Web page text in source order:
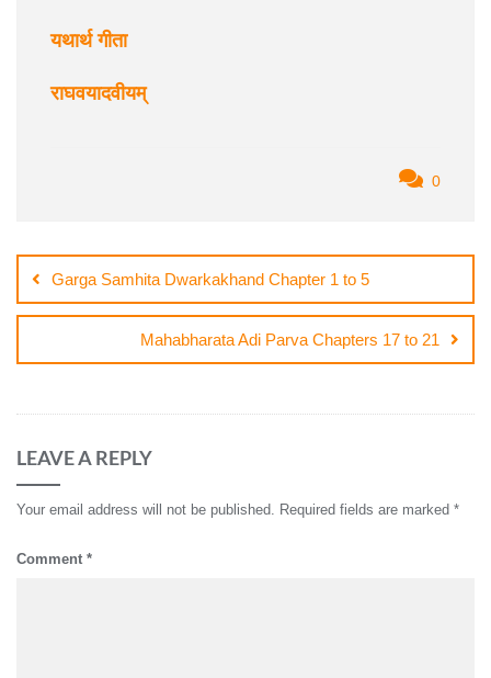
यथार्थ गीता
राघवयादवीयम्
0
navigation
Garga Samhita Dwarkakhand Chapter 1 to 5
Mahabharata Adi Parva Chapters 17 to 21
LEAVE A REPLY
Your email address will not be published. Required fields are marked *
Comment *